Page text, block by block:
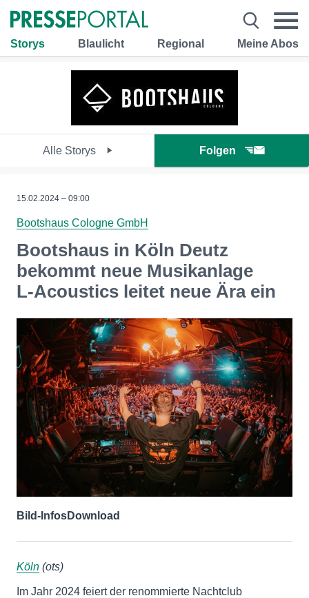
Storys Blaulicht Regional Meine Abos
Alle Storys Folgen
15.02.2024 – 09:00
Bootshaus Cologne GmbH
Bootshaus in Köln Deutz
bekommt neue Musikanlage
L-Acoustics leitet neue Ära ein
Bild-InfosDownload
Köln (ots)
Im Jahr 2024 feiert der renommierte Nachtclub